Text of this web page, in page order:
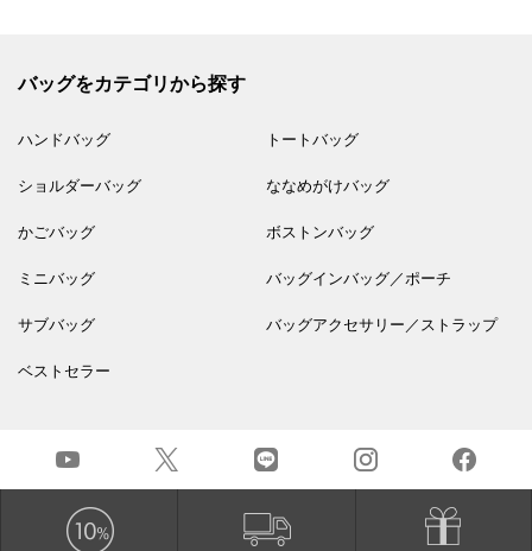
バッグをカテゴリから探す
ハンドバッグ トートバッグ
ショルダーバッグ ななめがけバッグ
かごバッグ ボストンバッグ
ミニバッグ バッグインバッグ／ポーチ
サブバッグ バッグアクセサリー／ストラップ
ベストセラー